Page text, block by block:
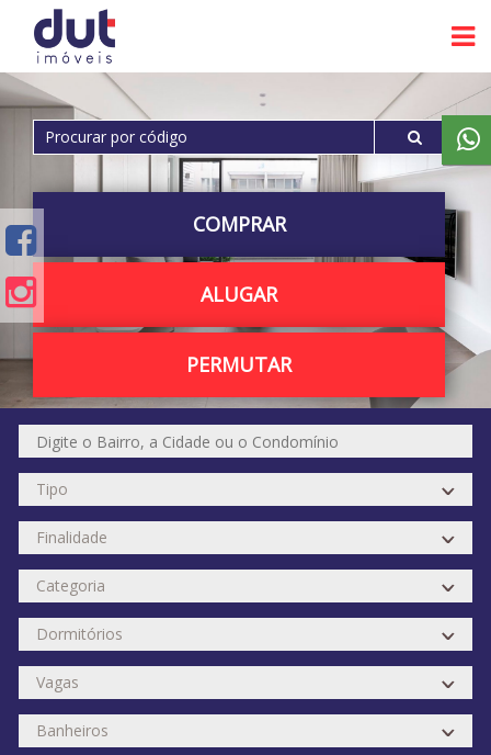
COMPRAR
ALUGAR
PERMUTAR